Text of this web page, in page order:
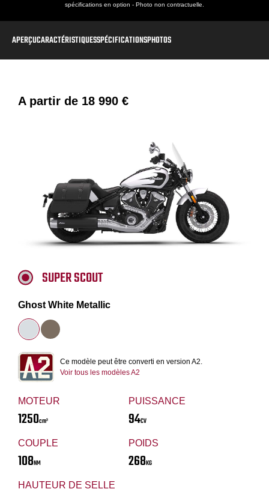
spécifications en option - Photo non contractuelle.
APERÇUCARACTÉRISTIQUESSPÉCIFICATIONSPHOTOS
A partir de 18 990 €
MOTEUR
1250cm³
PUISSANCE
94CV
COUPLE
108NM
POIDS
268KG
HAUTEUR DE SELLE
SUPER SCOUT
Ghost White Metallic
Ce modèle peut être converti en version A2.
Voir tous les modèles A2